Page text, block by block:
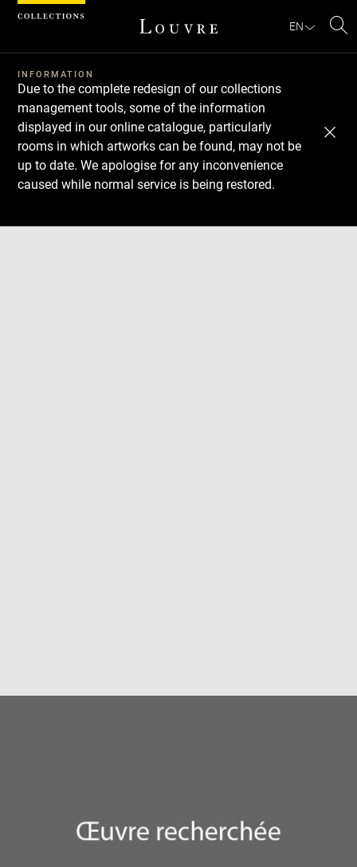
EN
INFORMATION
Due to the complete redesign of our collections
management tools, some of the information
displayed in our online catalogue, particularly
rooms in which artworks can be found, may not be
up to date. We apologise for any inconvenience
caused while normal service is being restored.
Download
Next
Previous
Cookies management panel